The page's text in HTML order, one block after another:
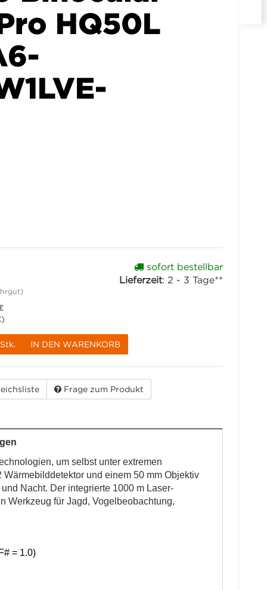
HQ50L
)
sofort bestellbar
Lieferzeit: 2 - 3 Tage**
Stk. IN DEN WARENKORB
Frage zum Produkt
um selbst unter extremen
und einem 50 mm Objektiv
Nacht. Der integrierte 1000 m Laser-
Werkzeug für Jagd, Vogelbeobachtung,
= 1.0)